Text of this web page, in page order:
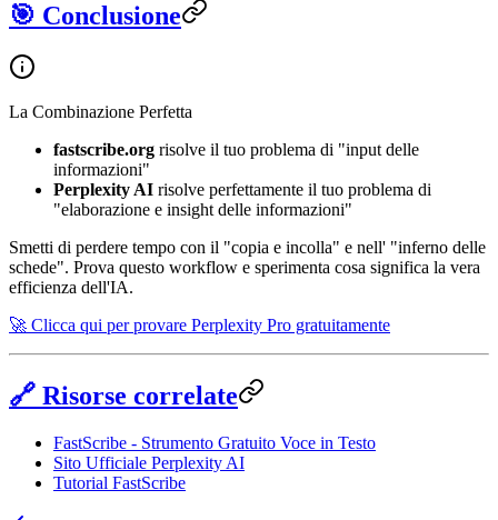
🎯 Conclusione
La Combinazione Perfetta
fastscribe.org risolve il tuo problema di "input delle
informazioni"
Perplexity AI risolve perfettamente il tuo problema di
"elaborazione e insight delle informazioni"
Smetti di perdere tempo con il "copia e incolla" e nell' "inferno delle
schede". Prova questo workflow e sperimenta cosa significa la vera
efficienza dell'IA.
🚀 Clicca qui per provare Perplexity Pro gratuitamente
🔗 Risorse correlate
FastScribe - Strumento Gratuito Voce in Testo
Sito Ufficiale Perplexity AI
Tutorial FastScribe